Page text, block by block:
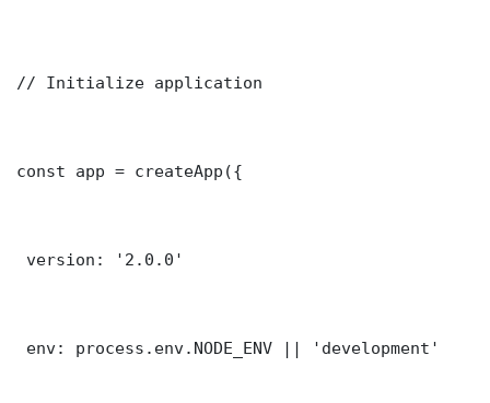
// Initialize application
const app = createApp({
version: '2.0.0'
env: process.env.NODE_ENV || 'development'